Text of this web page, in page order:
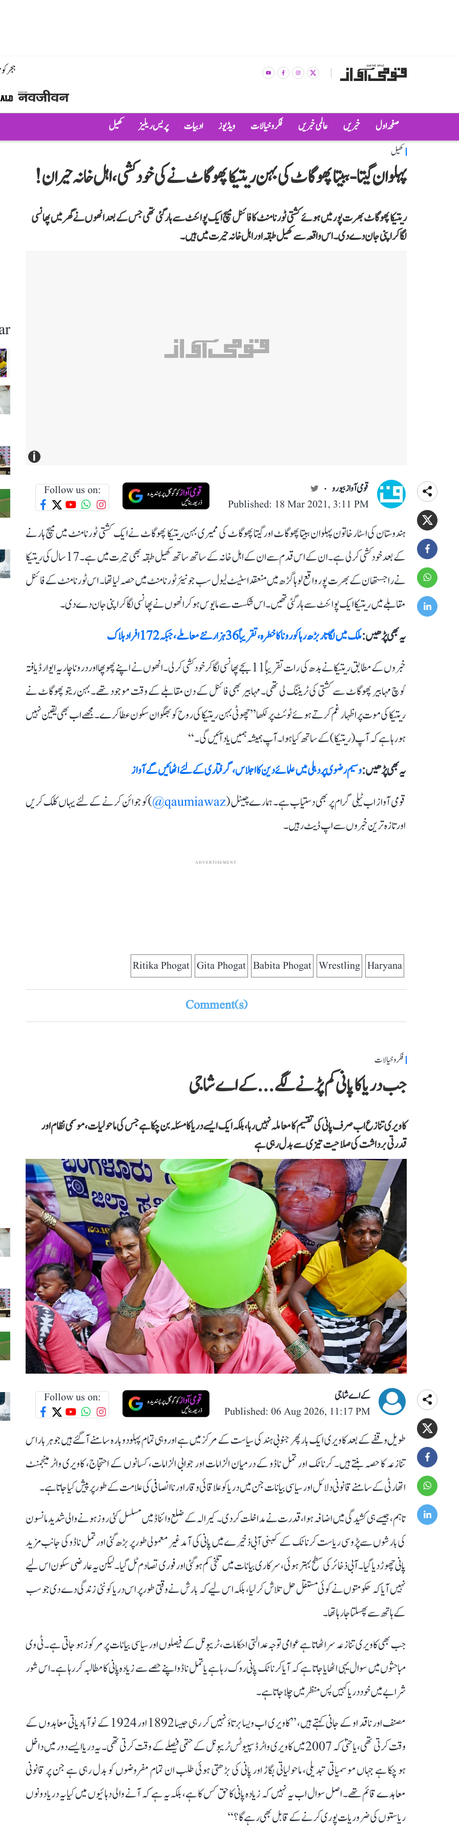
ہجر
صفحہ اول خبریں عالمی خبریں فکر و خیالات ویڈیوز ادبیات پریس ریلیز کھیل
کھیل
پہلوان گیتا-ببیتا پھوگاٹ کی بہن ریتیکا پھوگاٹ نے کی خودکشی، اہل خانہ حیران!
ریتیکا پھوگاٹ بھرت پور میں ہوئے کشتی ٹورنامنٹ کا فائنل میچ ایک پوائنٹ سے ہار گئی تھی جس کے بعد انھوں نے گھر میں پھانسی
لگا کر اپنی جان دے دی۔ اس واقعہ سے کھیل طبقہ اور اہل خانہ حیرت میں ہیں۔
i
قومی آواز بیورو
Published: 18 Mar 2021, 3:11 PM
Follow us on:
ہندوستان کی اسٹار خاتون پہلوان ببیتا پھوگاٹ اور گیتا پھوگاٹ کی ممیری بہن ریتیکا پھوگاٹ نے ایک کشتی ٹورنامنٹ میں میچ ہارنے
کے بعد خودکشی کر لی ہے۔ ان کے اس قدم سے ان کے اہل خانہ کے ساتھ ساتھ کھیل طبقہ بھی حیرت میں ہے۔ 17 سال کی ریتیکا
نے راجستھان کے بھرت پور واقع لوہا گڑھ میں منعقد اسٹیٹ لیول سب جونیئر ٹورنامنٹ میں حصہ لیا تھا۔ اس ٹورنامنٹ کے فائنل
مقابلے میں ریتیکا ایک پوائنٹ سے ہار گئی تھیں۔ اس شکست سے مایوس ہو کر انھوں نے پھانسی لگا کر اپنی جان دے دی۔
یہ بھی پڑھیں :ملک میں لگاتار بڑھ رہا کورونا کا خطرہ، تقریباً 36 ہزار نئے معاملے، جبکہ 172 افراد ہلاک
خبروں کے مطابق ریتیکا نے بدھ کی رات تقریباً 11 بجے پھانسی لگا کر خودکشی کر لی۔ انھوں نے اپنے پھوپھا اور درونا چاریہ ایوارڈ یافتہ
کوچ مہابیر پھوگاٹ سے کشتی کی ٹریننگ لی تھی۔ مہابیر بھی فائنل کے دن مقابلے کے وقت موجود تھے۔ بہن ریتو پھوگاٹ نے
ریتیکا کی موت پر اظہار غم کرتے ہوئے ٹوئٹ پر لکھا ’’چھوٹی بہن ریتیکا کی روح کو بھگوان سکون عطا کرے۔ مجھے اب بھی یقین نہیں
ہو رہا ہے کہ آپ (ریتیکا) کے ساتھ کیا ہوا۔ آپ ہمیشہ ہمیں یاد آئیں گی۔‘‘
یہ بھی پڑھیں :وسیم رضوی پر دہلی میں علمائے دین کا اجلاس، گرفتاری کے لئے اٹھائیں گے آواز
قومی آواز اب ٹیلی گرام پر بھی دستیاب ہے۔ ہمارے چینل (qaumiawaz@
) کو جوائن کرنے کے لئے یہاں کلک کریں
اور تازہ ترین خبروں سے اپ ڈیٹ رہیں۔
ADVERTISEMENT
Haryana
Wrestling
Babita Phogat
Gita Phogat
Ritika Phogat
Comment(s)
فکر و خیالات
جب دریا کا پانی کم پڑنے لگے...کے اے شاجی
کاویری تنازع اب صرف پانی کی تقسیم کا معاملہ نہیں رہا، بلکہ ایک ایسے دریا کا مسئلہ بن چکا ہے جس کی ماحولیات، موسمی نظام اور
قدرتی برداشت کی صلاحیت تیزی سے بدل رہی ہے
کے اے شاجی
Published: 06 Aug 2026, 11:17 PM
Follow us on:
طویل وقفے کے بعد کاویری ایک بار پھر جنوبی ہند کی سیاست کے مرکز میں ہے اور وہی تمام پہلو دوبارہ سامنے آ گئے ہیں جو ہر بار اس
تنازعہ کا حصہ بنتے ہیں۔ کرناٹک اور تمل ناڈو کے درمیان الزامات اور جوابی الزامات، کسانوں کے احتجاج، کاویری واٹر مینجمنٹ
اتھارٹی کے سامنے قانونی دلائل اور سیاسی بیانات جن میں دریا کو علاقائی وقار اور ناانصافی کی علامت کے طور پر پیش کیا جاتا ہے۔
تاہم، جیسے ہی کشیدگی میں اضافہ ہوا، قدرت نے مداخلت کر دی۔ کیرالہ کے ضلع وائناڈ میں مسلسل کئی روز ہونے والی شدید مانسون
کی بارشوں سے پڑوسی ریاست کرناٹک کے کبنی آبی ذخیرے میں پانی کی آمد غیر معمولی طور پر بڑھ گئی اور تمل ناڈو کی جانب مزید
پانی چھوڑ دیا گیا۔ آبی ذخائر کی سطح بہتر ہوئی، سرکاری بیانات میں تلخی کم ہو گئی اور فوری تصادم ٹل گیا۔ لیکن یہ عارضی سکون اس لیے
نہیں آیا کہ حکومتوں نے کوئی مستقل حل تلاش کر لیا، بلکہ اس لیے کہ بارش نے وقتی طور پر اس دریا کو نئی زندگی دے دی جو سب
کے ہاتھ سے پھسلتا جا رہا تھا۔
جب بھی کاویری تنازعہ سر اٹھاتا ہے عوامی توجہ عدالتی احکامات، ٹریبونل کے فیصلوں اور سیاسی بیانات پر مرکوز ہو جاتی ہے۔ ٹی وی
مباحثوں میں سوال یہی اٹھایا جاتا ہے کہ آیا کرناٹک پانی روک رہا ہے یا تمل ناڈو اپنے حصے سے زیادہ پانی کا مطالبہ کر رہا ہے۔ اس شور
شرابے میں خود دریا کہیں پس منظر میں چلا جاتا ہے۔
مصنف اور ناقد او کے جانی کہتے ہیں، ’’کاویری اب ویسا برتاؤ نہیں کر رہی جیسا 1892 اور 1924 کے نوآبادیاتی معاہدوں کے
وقت کرتی تھی، یا حتیٰ کہ 2007 میں کاویری واٹر ڈسپیوٹس ٹریبونل کے حتمی فیصلے کے وقت کرتی تھی۔ یہ دریا ایسے دور میں داخل
ہو چکا ہے جہاں موسمیاتی تبدیلی، ماحولیاتی بگاڑ اور پانی کی بڑھتی ہوئی طلب ان تمام مفروضوں کو بدل رہی ہے جن پر قانونی
معاہدے قائم تھے۔ اصل سوال اب یہ نہیں کہ زیادہ پانی کا حق کس کا ہے، بلکہ یہ ہے کہ آنے والی دہائیوں میں کیا یہ دریا دونوں
ریاستوں کی ضروریات پوری کرنے کے قابل بھی رہے گا؟‘‘